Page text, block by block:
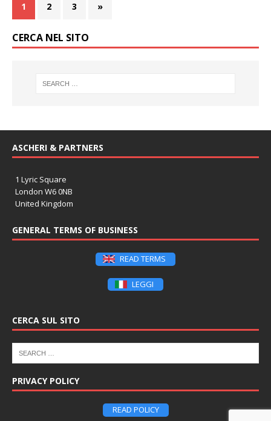
1 2 3 »
CERCA NEL SITO
ASCHERI & PARTNERS
1 Lyric Square
London W6 0NB
United Kingdom
GENERAL TERMS OF BUSINESS
READ TERMS
LEGGI
CERCA SUL SITO
PRIVACY POLICY
READ POLICY